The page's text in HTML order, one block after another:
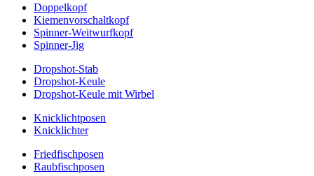
Doppelkopf
Kiemenvorschaltkopf
Spinner-Weitwurfkopf
Spinner-Jig
Dropshot-Stab
Dropshot-Keule
Dropshot-Keule mit Wirbel
Knicklichtposen
Knicklichter
Friedfischposen
Raubfischposen